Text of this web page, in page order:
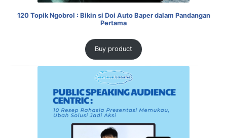
120 Topik Ngobrol : Bikin si Doi Auto Baper dalam Pandangan
Pertama
Buy product